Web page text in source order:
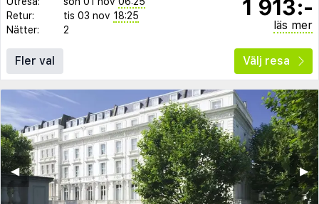
Retur:
tis 03 nov 18:25
Nätter:
2
1 913:-
läs mer
Fler val Välj resa
▶︎
◀︎